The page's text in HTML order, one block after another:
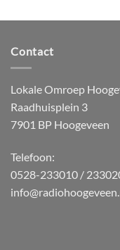
Contact
Lokale Omroep
Raadhuisplein 3
7901 BP Hoogeveen
Telefoon:
0528-233010 /